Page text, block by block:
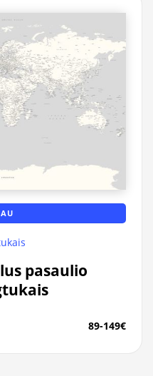
pasaulio
89-149€